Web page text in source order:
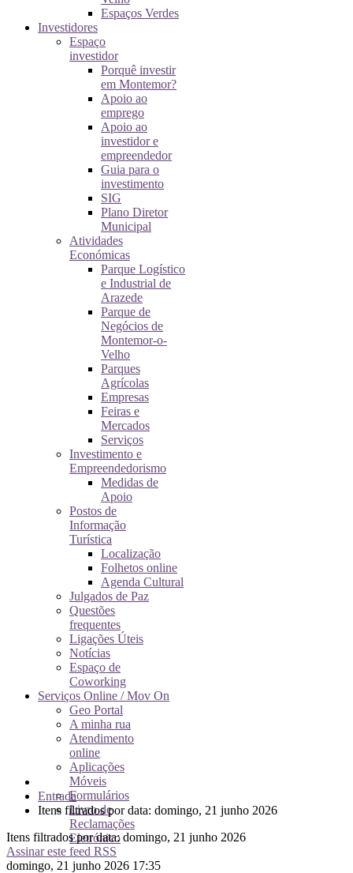
Espaços Verdes
Investidores
Espaço
investidor
Porquê investir
em Montemor?
Apoio ao
emprego
Apoio ao
investidor e
empreendedor
Guia para o
investimento
SIG
Plano Diretor
Municipal
Atividades
Económicas
Parque Logístico
e Industrial de
Arazede
Parque de
Negócios de
Montemor-o-
Velho
Parques
Agrícolas
Empresas
Feiras e
Mercados
Serviços
Investimento e
Empreendedorismo
Medidas de
Apoio
Postos de
Informação
Turística
Localização
Folhetos online
Agenda Cultural
Julgados de Paz
Questões
frequentes
Ligações Úteis
Notícias
Espaço de
Coworking
Serviços Online / Mov On
Geo Portal
A minha rua
Atendimento
online
Aplicações
Móveis
Formulários
Livro de
Reclamações
Eletrónico
Entrada
Itens filtrados por data: domingo, 21 junho 2026
Itens filtrados por data: domingo, 21 junho 2026
Assinar este feed RSS
domingo, 21 junho 2026 17:35